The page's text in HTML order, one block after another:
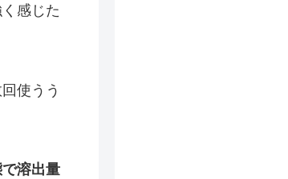
感じた
使うう
溶出量